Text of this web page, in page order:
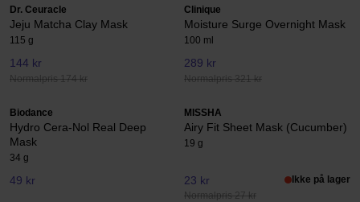
Dr. Ceuracle
Jeju Matcha Clay Mask
115 g
144 kr
Normalpris 174 kr
Clinique
Moisture Surge Overnight Mask
100 ml
289 kr
Normalpris 321 kr
Biodance
Hydro Cera-Nol Real Deep
Mask
34 g
49 kr
MISSHA
Airy Fit Sheet Mask (Cucumber)
19 g
23 kr
Normalpris 27 kr
Ikke på lager